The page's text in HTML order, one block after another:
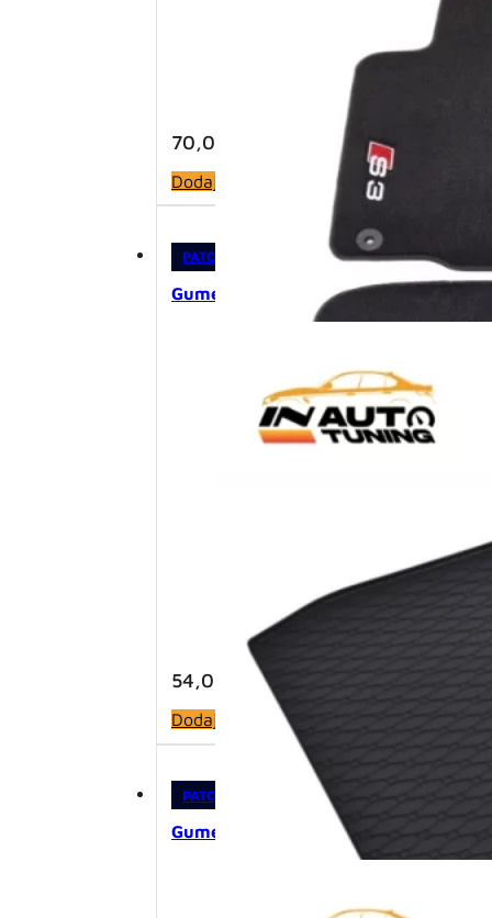
70,00
Dodaj u korpu
PATOSNICE
Gumeni podmetač za gepek –
54,00 KM
Dodaj u korpu
PATOSNICE
Gumeni podmetač za gepek – Audi